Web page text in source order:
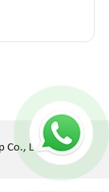
Co., Ltd.